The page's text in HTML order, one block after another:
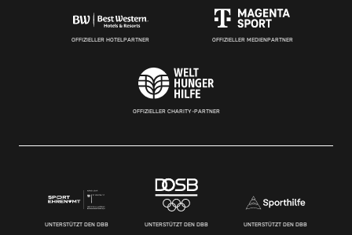
OFFIZIELLER HOTELPARTNER OFFIZIELLER MEDIENPARTNER
OFFIZIELLER CHARITY-PARTNER
UNTERSTÜTZT DEN DBB UNTERSTÜTZT DEN DBB UNTERSTÜTZT DEN DBB